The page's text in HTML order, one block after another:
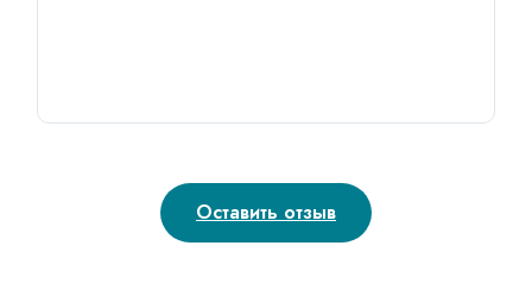
Оставить отзыв